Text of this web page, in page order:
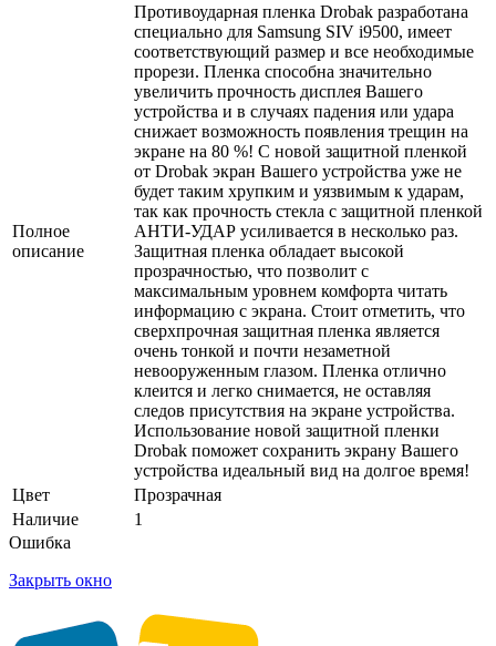
Полное
описание
Противоударная пленка Drobak разработана
специально для Samsung SIV i9500, имеет
соответствующий размер и все необходимые
прорези. Пленка способна значительно
увеличить прочность дисплея Вашего
устройства и в случаях падения или удара
снижает возможность появления трещин на
экране на 80 %! С новой защитной пленкой
от Drobak экран Вашего устройства уже не
будет таким хрупким и уязвимым к ударам,
так как прочность стекла с защитной пленкой
АНТИ-УДАР усиливается в несколько раз.
Защитная пленка обладает высокой
прозрачностью, что позволит с
максимальным уровнем комфорта читать
информацию с экрана. Стоит отметить, что
сверхпрочная защитная пленка является
очень тонкой и почти незаметной
невооруженным глазом. Пленка отлично
клеится и легко снимается, не оставляя
следов присутствия на экране устройства.
Использование новой защитной пленки
Drobak поможет сохранить экрану Вашего
устройства идеальный вид на долгое время!
Цвет
Прозрачная
Наличие
1
Ошибка
Закрыть окно